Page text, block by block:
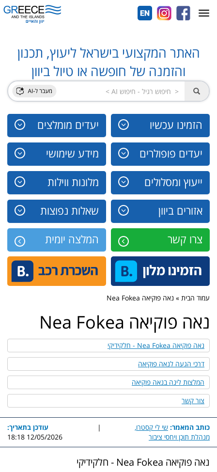
האתר המקצועי בישראל ליעוץ, תכנון
והזמנה של חופשה או טיול ביוון
הזמינו עכשיו יעדים מומלצים
יעדים פופולרים מידע שימושי
ייעוץ ומסלולים מלונות ווילות
אזורים ביוון שאלות נפוצות
צרו קשר המלצה יומית
Toggle
navigation
עמוד הבית » נאה פוקיאה Nea Fokea
נאה פוקיאה Nea Fokea
נאה פוקיאה Nea Fokea - חלקידיקי
דרכי הגעה לנאה פוקיאה
המלצות לינה בנאה פוקיאה
צור קשר
כותב המאמר: שי לי קסטרו,
מנהלת תוכן ויחסי ציבור
|
עודכן בתאריך:
12/05/2026 18:18
נאה פוקיאה Nea Fokea - חלקידיקי